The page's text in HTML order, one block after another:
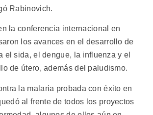
Rabinovich.
la conferencia internacional en
los avances en el desarrollo de
el sida, el dengue, la influenza y el
de útero, además del paludismo.
la malaria probada con éxito en
al frente de todos los proyectos